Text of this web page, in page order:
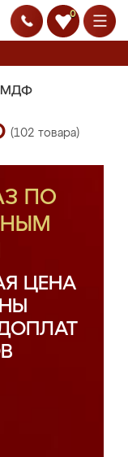
0
МДФ
(102 товара)
ПО
ЦЕНА